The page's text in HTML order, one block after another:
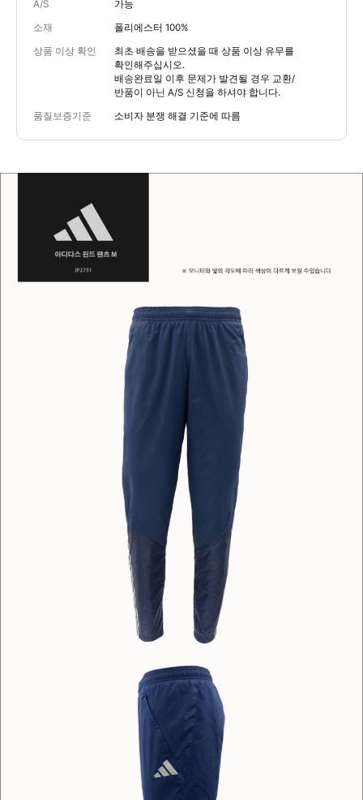
A/S 가능
소재 폴리에스터 100%
상품 이상 확인
최초 배송을 받으셨을 때 상품 이상 유무를
확인해주십시오.
배송완료일 이후 문제가 발견될 경우 교환/
반품이 아닌 A/S 신청을 하셔야 합니다.
품질보증기준 소비자 분쟁 해결 기준에 따름